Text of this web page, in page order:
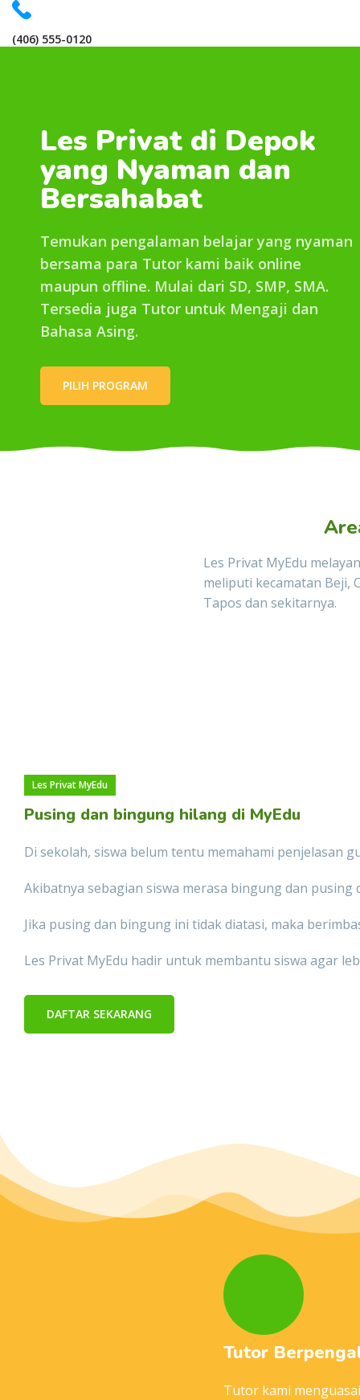
(406) 555-0120
KONTAK KAMI
Les Privat di Depok
yang Nyaman dan
Bersahabat
Temukan pengalaman belajar yang nyaman
bersama para Tutor kami baik online
maupun offline. Mulai dari SD, SMP, SMA.
Tersedia juga Tutor untuk Mengaji dan
Bahasa Asing.
PILIH PROGRAM
Les Privat MyEdu
meliputi kecamatan Beji,
Tapos dan sekitarnya.
Les Privat MyEdu
Pusing dan bingung hilang di MyEdu
Di sekolah, siswa belum tentu memahami penjelasan
Akibatnya sebagian siswa merasa bingung dan pusing
Jika pusing dan bingung ini tidak diatasi, maka
Les Privat MyEdu hadir untuk membantu siswa agar
DAFTAR SEKARANG
Tutor
Tutor kami